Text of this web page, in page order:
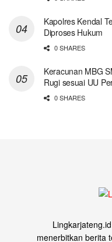
Kapolres Kendal
Diproses Hukum
0 SHARES
Keracunan MBG
Rugi sesuai UU
0 SHARES
menerbitkan berita